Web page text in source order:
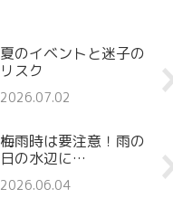
夏のイベントと迷子の
リスク
2026.07.02
梅雨時は要注意！雨の
日の水辺に…
2026.06.04